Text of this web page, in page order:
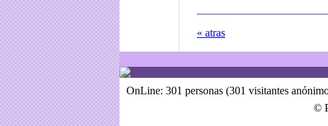
« atras
OnLine: 301 personas (301 visitantes
©